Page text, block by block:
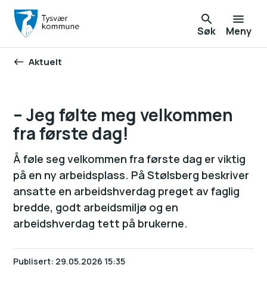
Søk Meny
Du er her:
Aktuelt
– Jeg følte meg velkommen
fra første dag!
Å føle seg velkommen fra første dag er viktig
på en ny arbeidsplass. På Stølsberg beskriver
ansatte en arbeidshverdag preget av faglig
bredde, godt arbeidsmiljø og en
arbeidshverdag tett på brukerne.
Publisert 29.05.2026 15:35